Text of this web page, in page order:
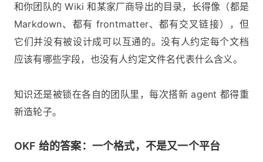
和你团队的 Wiki 和某家厂商导出的目录，长得像（都是
Markdown、都有 frontmatter、都有交叉链接），但
它们并没有被设计成可以互通的。没有人约定每个文档
应该有哪些字段，也没有人约定文件名代表什么含义。
知识还是被锁在各自的团队里，每次搭新 agent 都得重
新造轮子。
OKF 给的答案：一个格式，不是又一个平台